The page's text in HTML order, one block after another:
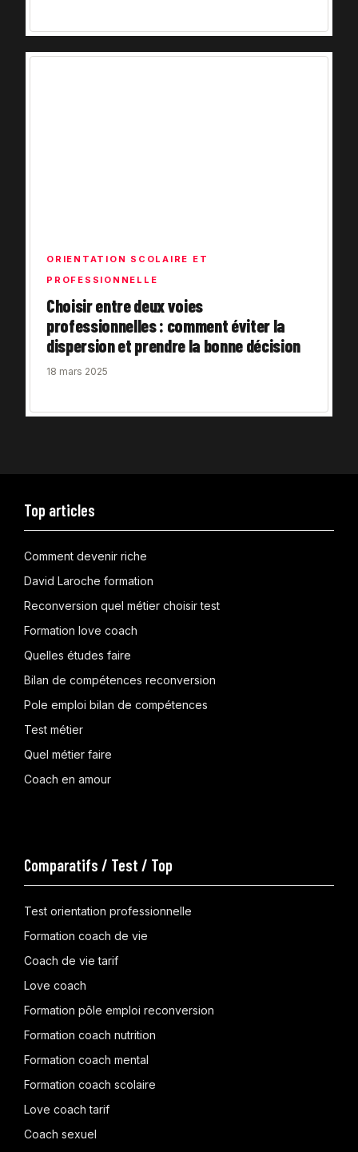
ORIENTATION SCOLAIRE ET
PROFESSIONNELLE
Choisir entre deux voies
professionnelles : comment éviter la
dispersion et prendre la bonne décision
18 mars 2025
Top articles
Comment devenir riche
David Laroche formation
Reconversion quel métier choisir test
Formation love coach
Quelles études faire
Bilan de compétences reconversion
Pole emploi bilan de compétences
Test métier
Quel métier faire
Coach en amour
Comparatifs / Test / Top
Test orientation professionnelle
Formation coach de vie
Coach de vie tarif
Love coach
Formation pôle emploi reconversion
Formation coach nutrition
Formation coach mental
Formation coach scolaire
Love coach tarif
Coach sexuel